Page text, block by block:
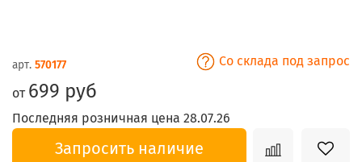
арт. 570177 Со склада под запрос
от 699 руб
Последняя розничная цена 28.07.26
Запросить наличие